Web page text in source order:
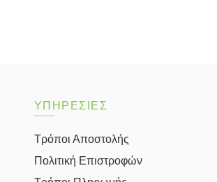
ΥΠΗΡΕΣΙΕΣ
Τρόποι Αποστολής
Πολιτική Επιστροφών